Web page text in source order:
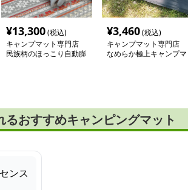
¥13,300(税込)
キャンプマット専門店
民族柄のほっこり自動膨
¥3,460(税込)
キャンプマット専門店
なめらか極上キャンプマ
おすすめキャンピングマット